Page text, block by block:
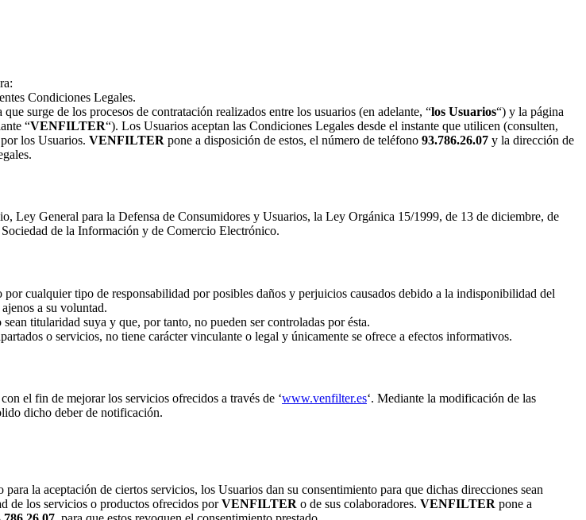
Condiciones Legales.
surge de los procesos de contratación realizados entre los usuarios (en adelante, “los Usuarios“) y la página
“VENFILTER“). Los Usuarios aceptan las Condiciones Legales desde el instante que utilicen (consulten,
los Usuarios. VENFILTER pone a disposición de estos, el número de teléfono 93.786.26.07 y la dirección de
Ley General para la Defensa de Consumidores y Usuarios, la Ley Orgánica 15/1999, de 13 de diciembre, de
de la Información y de Comercio Electrónico.
cualquier tipo de responsabilidad por posibles daños y perjuicios causados debido a la indisponibilidad del
a su voluntad.
titularidad suya y que, por tanto, no pueden ser controladas por ésta.
o servicios, no tiene carácter vinculante o legal y únicamente se ofrece a efectos informativos.
el fin de mejorar los servicios ofrecidos a través de ‘www.venfilter.es‘. Mediante la modificación de las
dicho deber de notificación.
la aceptación de ciertos servicios, los Usuarios dan su consentimiento para que dichas direcciones sean
de los servicios o productos ofrecidos porVENFILTER o de sus colaboradores. VENFILTER pone a